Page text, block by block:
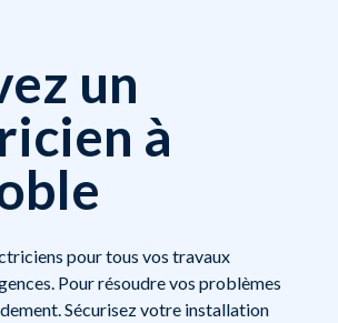
un
à
pour tous vos travaux
Pour résoudre vos problèmes
Sécurisez votre installation